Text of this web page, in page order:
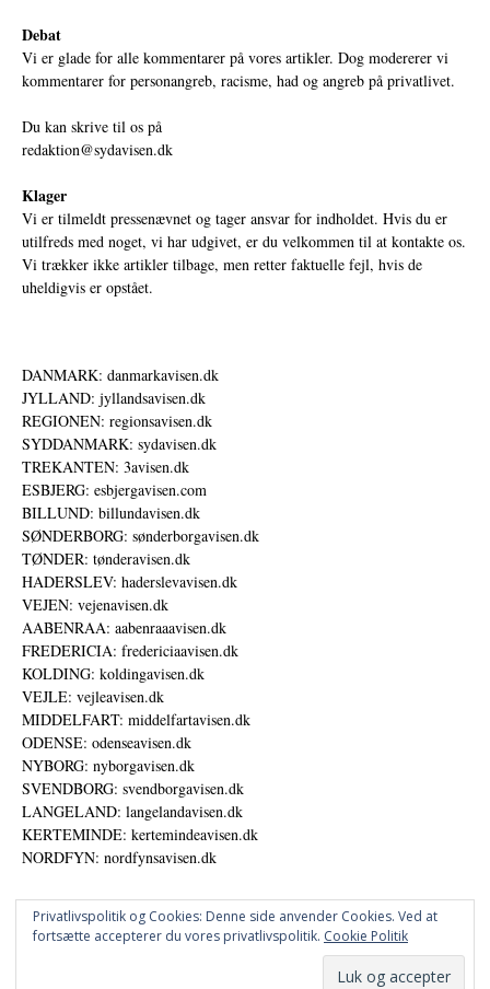
Debat
Vi er glade for alle kommentarer på vores artikler. Dog modererer vi
kommentarer for personangreb, racisme, had og angreb på privatlivet.
Du kan skrive til os på
redaktion@sydavisen.dk
Klager
Vi er tilmeldt pressenævnet og tager ansvar for indholdet. Hvis du er
utilfreds med noget, vi har udgivet, er du velkommen til at kontakte os.
Vi trækker ikke artikler tilbage, men retter faktuelle fejl, hvis de
uheldigvis er opstået.
DANMARK: danmarkavisen.dk
JYLLAND: jyllandsavisen.dk
REGIONEN: regionsavisen.dk
SYDDANMARK: sydavisen.dk
TREKANTEN: 3avisen.dk
ESBJERG: esbjergavisen.com
BILLUND: billundavisen.dk
SØNDERBORG: sønderborgavisen.dk
TØNDER: tønderavisen.dk
HADERSLEV: haderslevavisen.dk
VEJEN: vejenavisen.dk
AABENRAA: aabenraaavisen.dk
FREDERICIA: fredericiaavisen.dk
KOLDING: koldingavisen.dk
VEJLE: vejleavisen.dk
MIDDELFART: middelfartavisen.dk
ODENSE: odenseavisen.dk
NYBORG: nyborgavisen.dk
SVENDBORG: svendborgavisen.dk
LANGELAND: langelandavisen.dk
KERTEMINDE: kertemindeavisen.dk
NORDFYN: nordfynsavisen.dk
Privatlivspolitik og Cookies: Denne side anvender Cookies. Ved at
fortsætte accepterer du vores privatlivspolitik. Cookie Politik